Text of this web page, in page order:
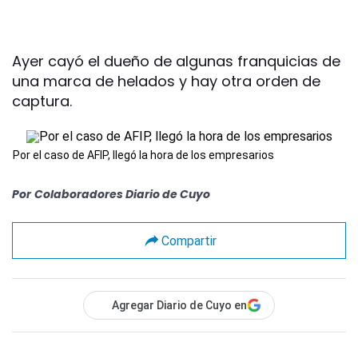
Ayer cayó el dueño de algunas franquicias de
una marca de helados y hay otra orden de
captura.
Por el caso de AFIP, llegó la hora de los empresarios
Por Colaboradores Diario de Cuyo
Compartir
Agregar Diario de Cuyo en